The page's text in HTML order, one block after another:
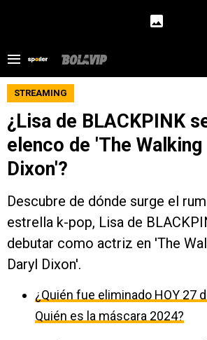
STREAMING
¿Lisa de BLACKPINK
elenco de 'The Walking
Dixon'?
Descubre de dónde surge el
estrella k-pop, Lisa de
debutar como actriz en 'The
Daryl Dixon'.
¿Quién fue eliminado HOY 27
Quién es la máscara 2024?